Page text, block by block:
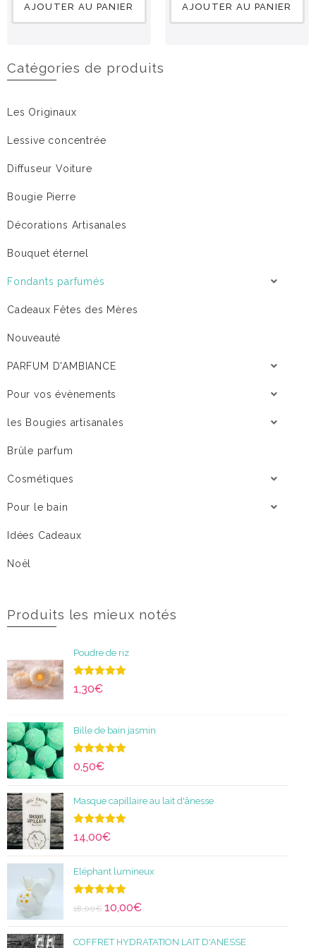
AJOUTER AU PANIER AJOUTER AU PANIER
Catégories de produits
Les Originaux
Lessive concentrée
Diffuseur Voiture
Bougie Pierre
Décorations Artisanales
Bouquet éternel
Fondants parfumés
Cadeaux Fêtes des Mères
Nouveauté
PARFUM D'AMBIANCE
Pour vos évènements
les Bougies artisanales
Brûle parfum
Cosmétiques
Pour le bain
Idées Cadeaux
Noël
Produits les mieux notés
Poudre de riz
Note5.00
sur 5
1,30€
Bille de bain jasmin
Note5.00
sur 5
0,50€
Masque capillaire au lait d'ânesse
Note5.00
sur 5
14,00€
Eléphant lumineux
Note
5.00
sur 5
18,00€ 10,00€
COFFRET HYDRATATION LAIT D'ANESSE